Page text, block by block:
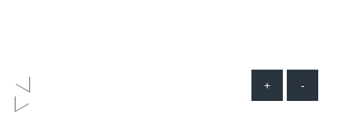
+ -